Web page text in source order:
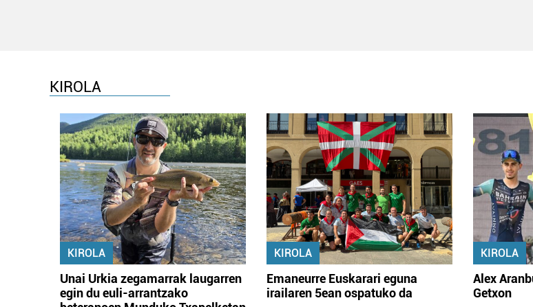
KIROLA
KIROLA
Unai Urkia zegamarrak laugarren
egin du euli-arrantzako
KIROLA
Emaneurre Euskarari eguna
irailaren 5ean ospatuko da
KIROLA
Alex
Getxon